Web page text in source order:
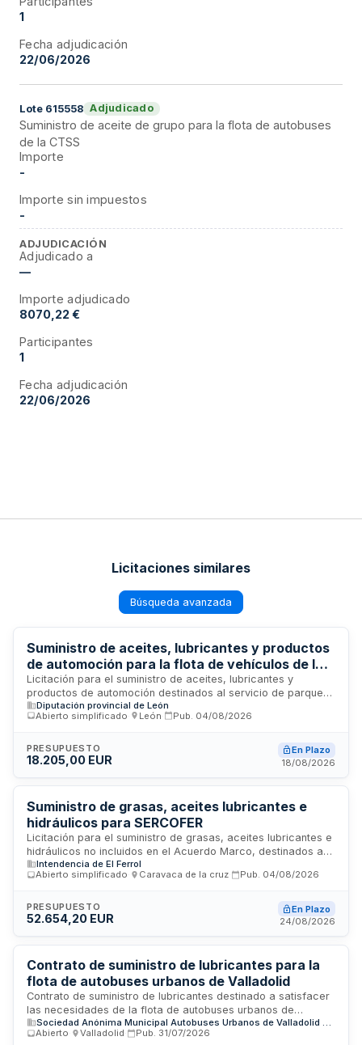
1
Fecha adjudicación
22/06/2026
Lote 615558 Adjudicado
Suministro de aceite de grupo para la flota de autobuses
de la CTSS
Importe
-
Importe sin impuestos
-
ADJUDICACIÓN
Adjudicado a
—
Importe adjudicado
8070,22 €
Participantes
1
Fecha adjudicación
22/06/2026
Licitaciones similares
Búsqueda avanzada
Suministro de aceites, lubricantes y productos
de automoción para la flota de vehículos de la
Diputación de León
Licitación para el suministro de aceites, lubricantes y
productos de automoción destinados al servicio de parque
móvil de la Diputación de León durante el año 2026. El
contrato se adjudicará por lote conforme a procedimiento
el precio más bajo. Las ofertas se valorarán en función de su
importe total, rechazando aquellas que superen el
puntuación proporcional entre cero y cincuenta puntos.
Diputación provincial de León
Abierto simplificado
León Pub. 04/08/2026
PRESUPUESTO
18.205,00 EUR
En Plazo
18/08/2026
Suministro de grasas, aceites lubricantes e
hidráulicos para SERCOFER
Licitación para el suministro de grasas, aceites lubricantes e
hidráulicos no incluidos en el Acuerdo Marco, destinados a
SERCOFER. El contrato incluye transporte, entrega, instalación
y manipulación de los materiales, gestionados a petición del
contratación. Los suministros serán entregados en las
instalaciones específicamente determinadas, requiriendo
Intendencia de El Ferrol
Abierto simplificado
Caravaca de la cruz Pub. 04/08/2026
PRESUPUESTO
52.654,20 EUR
En Plazo
24/08/2026
Contrato de suministro de lubricantes para la
flota de autobuses urbanos de Valladolid
Contrato de suministro de lubricantes destinado a satisfacer
las necesidades de la flota de autobuses urbanos de
Valladolid, S.A. (AUVASA). El objeto comprende la entrega
sucesiva de bienes por precio unitario, subordinada a las
Sociedad Anónima Municipal Autobuses Urbanos de Valladolid S.A. (AUVASA)
Abierto
Valladolid Pub. 31/07/2026